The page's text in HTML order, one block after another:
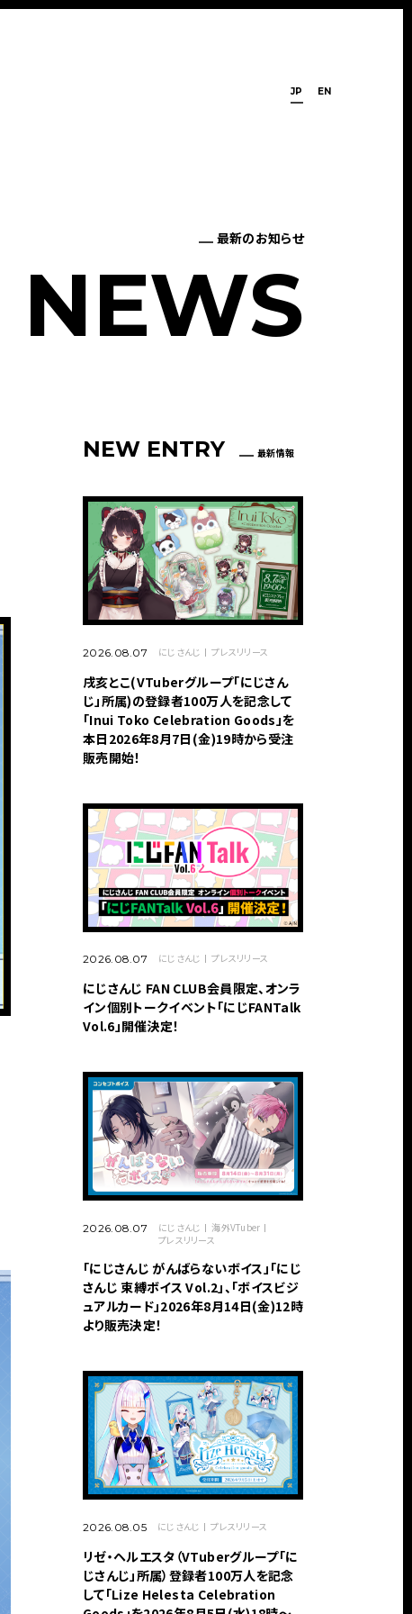
JP EN
最新のお知らせ
NEWS
NEW ENTRY 最新情報
2026.08.07 にじさんじ プレスリリース
戌亥とこ(VTuberグループ「にじさん
じ」所属)の登録者100万人を記念して
「Inui Toko Celebration Goods」を
本日2026年8月7日(金)19時から受注
販売開始！
2026.08.07 にじさんじ プレスリリース
にじさんじ FAN CLUB会員限定、オンラ
イン個別トークイベント「にじFANTalk
Vol.6」開催決定！
2026.08.07 にじさんじ
海外VTuber
プレスリリース
「にじさんじ がんばらないボイス」「にじ
さんじ 束縛ボイス Vol.2」、「ボイスビジ
ュアルカード」2026年8月14日(金)12時
より販売決定！
2026.08.05 にじさんじ プレスリリース
リゼ・ヘルエスタ（VTuberグループ「に
じさんじ」所属）登録者100万人を記念
して「Lize Helesta Celebration